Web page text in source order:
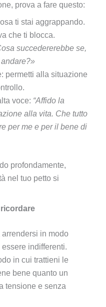
prova a fare questo:
ti stai aggrappando.
che ti blocca.
succedererebbe se,
permetti alla situazione
voce: “Affido la
alla vita. Che tutto
per me e per il bene di
profondamente,
nel tuo petto si
in modo
indifferenti.
in cui trattieni le
bene quanto un
tensione e senza